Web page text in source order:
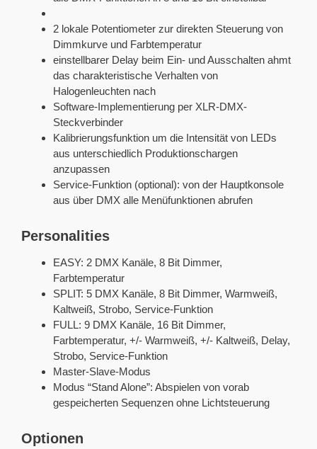
2 lokale Potentiometer zur direkten Steuerung von
Dimmkurve und Farbtemperatur
einstellbarer Delay beim Ein- und Ausschalten ahmt
das charakteristische Verhalten von
Halogenleuchten nach
Software-Implementierung per XLR-DMX-
Steckverbinder
Kalibrierungsfunktion um die Intensität von LEDs
aus unterschiedlich Produktionschargen
anzupassen
Service-Funktion (optional): von der Hauptkonsole
aus über DMX alle Menüfunktionen abrufen
Personalities
EASY: 2 DMX Kanäle, 8 Bit Dimmer,
Farbtemperatur
SPLIT: 5 DMX Kanäle, 8 Bit Dimmer, Warmweiß,
Kaltweiß, Strobo, Service-Funktion
FULL: 9 DMX Kanäle, 16 Bit Dimmer,
Farbtemperatur, +/- Warmweiß, +/- Kaltweiß, Delay,
Strobo, Service-Funktion
Master-Slave-Modus
Modus “Stand Alone”: Abspielen von vorab
gespeicherten Sequenzen ohne Lichtsteuerung
Optionen